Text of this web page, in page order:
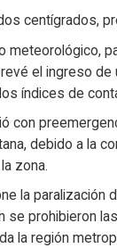
centígrados,
meteorológico,
el ingreso de
índices de
con
debido a la
zona.
la paralización
se prohibieron
la región